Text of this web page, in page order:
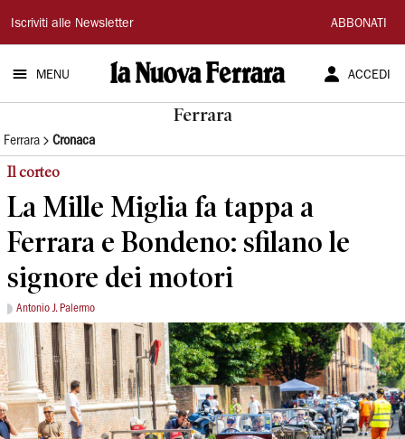
La
Nuova
Ferrara
Iscriviti alle Newsletter ABBONATI
MENU ACCEDI
Ferrara
Ferrara Cronaca
Il corteo
La Mille Miglia fa tappa a
Ferrara e Bondeno: sfilano le
signore dei motori
Antonio J. Palermo